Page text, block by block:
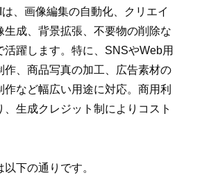
、画像編集の自動化、クリエイ
生成、背景拡張、不要物の削除な
活躍します。特に、SNSやWeb用
作、商品写真の加工、広告素材の
作など幅広い用途に対応。商用利
、生成クレジット制によりコスト
下の通りです。